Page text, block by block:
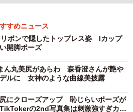
すめニュース
ボンで隠したトップレス姿 Iカップ
開脚ポーズ
ん丸美尻があらわ 森香澄さんが艶や
ルに 女神のような曲線美披露
にクローズアップ 恥じらいポーズが
の2nd写真集は刺激強すぎカッ